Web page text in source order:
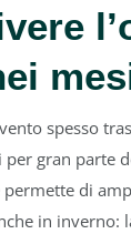
spesso
gran parte
permette di
in inverno: